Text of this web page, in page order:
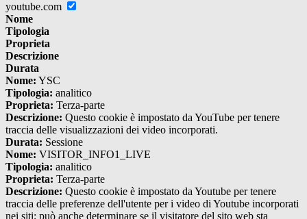
youtube.com
Nome
Tipologia
Proprieta
Descrizione
Durata
Nome: YSC
Tipologia: analitico
Proprieta: Terza-parte
Descrizione: Questo cookie è impostato da YouTube per tenere
traccia delle visualizzazioni dei video incorporati.
Durata: Sessione
Nome: VISITOR_INFO1_LIVE
Tipologia: analitico
Proprieta: Terza-parte
Descrizione: Questo cookie è impostato da Youtube per tenere
traccia delle preferenze dell'utente per i video di Youtube incorporati
nei siti; può anche determinare se il visitatore del sito web sta